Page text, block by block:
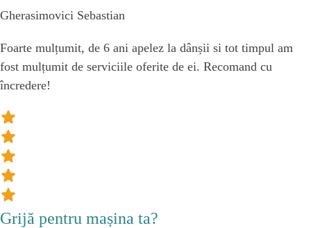
Gherasimovici Sebastian
Foarte mulțumit, de 6 ani apelez la dânșii si tot timpul am
fost mulțumit de serviciile oferite de ei. Recomand cu
încredere!
Grijă pentru mașina ta?